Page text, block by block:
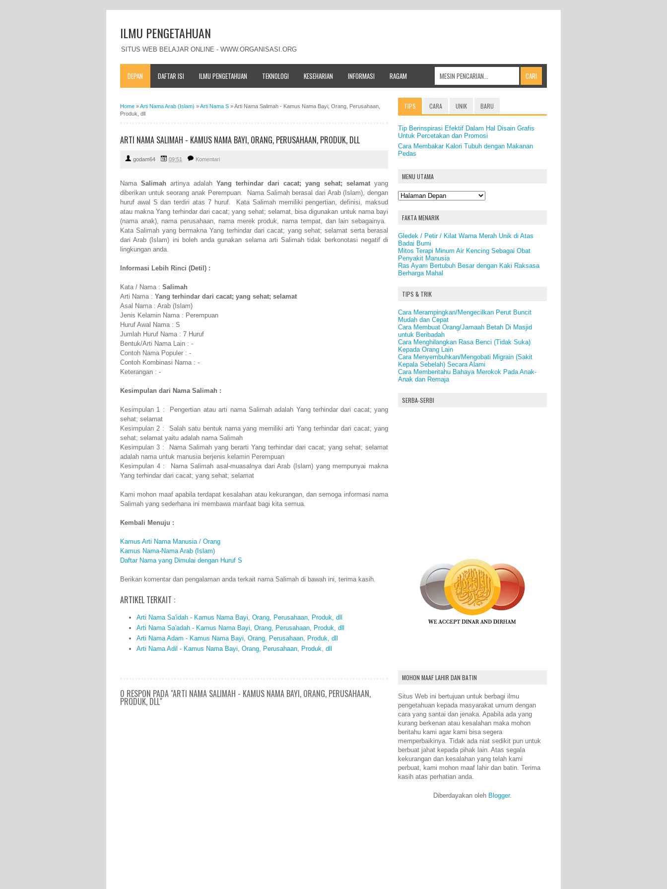
ILMU PENGETAHUAN
SITUS WEB BELAJAR ONLINE - WWW.ORGANISASI.ORG
DEPAN DAFTAR ISI ILMU PENGETAHUAN TEKNOLOGI KESEHARIAN INFORMASI RAGAM
Home »Arti Nama Arab (Islam) »Arti Nama S »Arti Nama Salimah - Kamus Nama Bayi, Orang, Perusahaan,
Produk, dll
ARTI NAMA SALIMAH - KAMUS NAMA BAYI, ORANG, PERUSAHAAN, PRODUK, DLL
godam64 09:51 Komentari
Nama Salimah artinya adalah Yang terhindar dari cacat; yang sehat; selamat yang
diberikan untuk seorang anak Perempuan. Nama Salimah berasal dari Arab (Islam), dengan
huruf awal S dan terdiri atas 7 huruf. Kata Salimah memiliki pengertian, definisi, maksud
atau makna Yang terhindar dari cacat; yang sehat; selamat, bisa digunakan untuk nama bayi
(nama anak), nama perusahaan, nama merek produk, nama tempat, dan lain sebagainya.
Kata Salimah yang bermakna Yang terhindar dari cacat; yang sehat; selamat serta berasal
dari Arab (Islam) ini boleh anda gunakan selama arti Salimah tidak berkonotasi negatif di
lingkungan anda.
Informasi Lebih Rinci (Detil) :
Kata / Nama : Salimah
Arti Nama : Yang terhindar dari cacat; yang sehat; selamat
Asal Nama : Arab (Islam)
Jenis Kelamin Nama : Perempuan
Huruf Awal Nama : S
Jumlah Huruf Nama : 7 Huruf
Bentuk/Arti Nama Lain : -
Contoh Nama Populer : -
Contoh Kombinasi Nama : -
Keterangan : -
Kesimpulan dari Nama Salimah :
Kesimpulan 1 : Pengertian atau arti nama Salimah adalah Yang terhindar dari cacat; yang
sehat; selamat
Kesimpulan 2 : Salah satu bentuk nama yang memiliki arti Yang terhindar dari cacat; yang
sehat; selamat yaitu adalah nama Salimah
Kesimpulan 3 : Nama Salimah yang berarti Yang terhindar dari cacat; yang sehat; selamat
adalah nama untuk manusia berjenis kelamin Perempuan
Kesimpulan 4 : Nama Salimah asal-muasalnya dari Arab (Islam) yang mempunyai makna
Yang terhindar dari cacat; yang sehat; selamat
Kami mohon maaf apabila terdapat kesalahan atau kekurangan, dan semoga informasi nama
Salimah yang sederhana ini membawa manfaat bagi kita semua.
Kembali Menuju :
Kamus Arti Nama Manusia / Orang
Kamus Nama-Nama Arab (Islam)
Daftar Nama yang Dimulai dengan Huruf S
Berikan komentar dan pengalaman anda terkait nama Salimah di bawah ini, terima kasih.
ARTIKEL TERKAIT :
Arti Nama Sa'idah - Kamus Nama Bayi, Orang, Perusahaan, Produk, dll
Arti Nama Sa'adah - Kamus Nama Bayi, Orang, Perusahaan, Produk, dll
Arti Nama Adam - Kamus Nama Bayi, Orang, Perusahaan, Produk, dll
Arti Nama Adil - Kamus Nama Bayi, Orang, Perusahaan, Produk, dll
0 RESPON PADA "ARTI NAMA SALIMAH - KAMUS NAMA BAYI, ORANG, PERUSAHAAN,
PRODUK, DLL"
TIPS CARA UNIK BARU
Tip Berinspirasi Efektif Dalam Hal Disain Grafis
Untuk Percetakan dan Promosi
Cara Membakar Kalori Tubuh dengan Makanan
Pedas
MENU UTAMA
FAKTA MENARIK
Gledek / Petir / Kilat Warna Merah Unik di Atas
Badai Bumi
Mitos Terapi Minum Air Kencing Sebagai Obat
Penyakit Manusia
Ras Ayam Bertubuh Besar dengan Kaki Raksasa
Berharga Mahal
TIPS & TRIK
Cara Merampingkan/Mengecilkan Perut Buncit
Mudah dan Cepat
Cara Membuat Orang/Jamaah Betah Di Masjid
untuk Beribadah
Cara Menghilangkan Rasa Benci (Tidak Suka)
Kepada Orang Lain
Cara Menyembuhkan/Mengobati Migrain (Sakit
Kepala Sebelah) Secara Alami
Cara Memberitahu Bahaya Merokok Pada Anak-
Anak dan Remaja
SERBA-SERBI
MOHON MAAF LAHIR DAN BATIN
Situs Web ini bertujuan untuk berbagi ilmu
pengetahuan kepada masyarakat umum dengan
cara yang santai dan jenaka. Apabila ada yang
kurang berkenan atau kesalahan maka mohon
beritahu kami agar kami bisa segera
memperbaikinya. Tidak ada niat sedikit pun untuk
berbuat jahat kepada pihak lain. Atas segala
kekurangan dan kesalahan yang telah kami
perbuat, kami mohon maaf lahir dan batin. Terima
kasih atas perhatian anda.
Diberdayakan oleh Blogger.